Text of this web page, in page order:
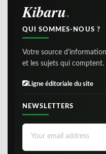
Kibaru
QUI SOMMES-NOUS ?
Votre source
et les sujets qui comptent.
Ligne éditoriale du site
NEWSLETTERS